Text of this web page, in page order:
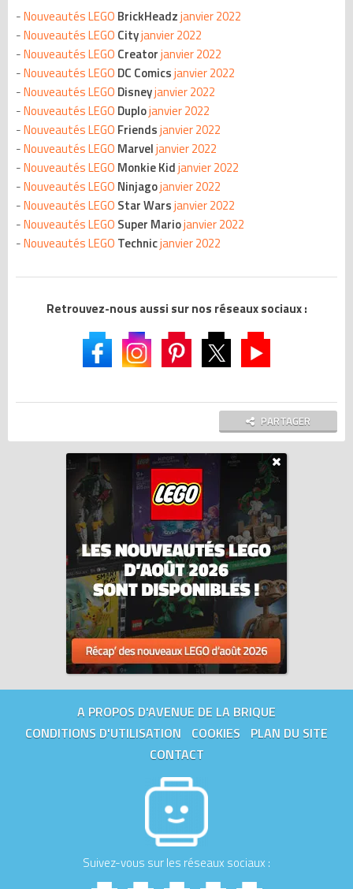
-Nouveautés LEGO BrickHeadzjanvier 2022
-Nouveautés LEGO Cityjanvier 2022
-Nouveautés LEGO Creatorjanvier 2022
-Nouveautés LEGO DC Comicsjanvier 2022
-Nouveautés LEGO Disneyjanvier 2022
-Nouveautés LEGO Duplojanvier 2022
-Nouveautés LEGO Friendsjanvier 2022
-Nouveautés LEGO Marveljanvier 2022
-Nouveautés LEGO Monkie Kidjanvier 2022
-Nouveautés LEGO Ninjagojanvier 2022
-Nouveautés LEGO Star Warsjanvier 2022
-Nouveautés LEGO Super Mariojanvier 2022
-Nouveautés LEGO Technicjanvier 2022
Retrouvez-nous aussi sur nos réseaux sociaux :
PARTAGER
A PROPOS D'AVENUE DE LA BRIQUE
CONDITIONS D'UTILISATION
COOKIES
PLAN DU SITE
CONTACT
Suivez-vous sur les réseaux sociaux :